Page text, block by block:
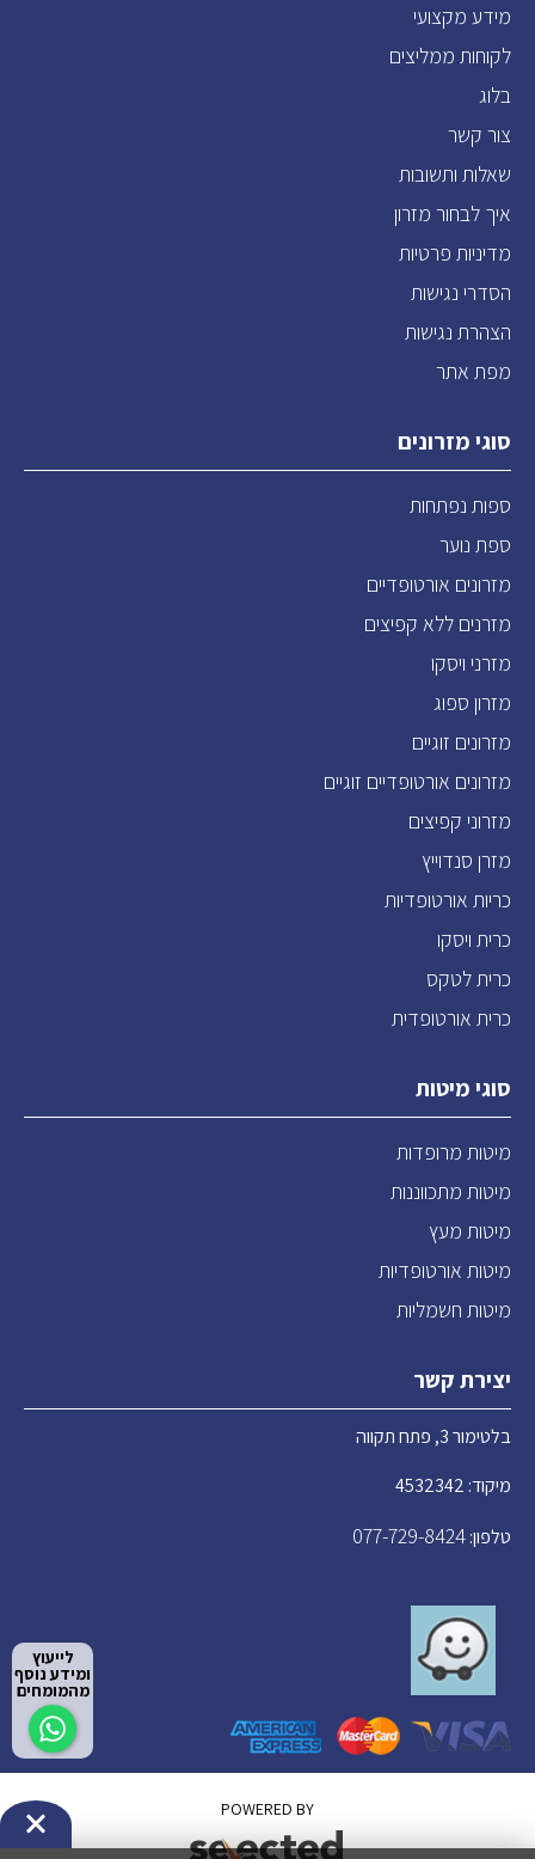
לייעוץ
ומידע נוסף
מהמומחים
מידע מקצועי
לקוחות ממליצים
בלוג
צור קשר
שאלות ותשובות
איך לבחור מזרון
מדיניות פרטיות
הסדרי נגישות
הצהרת נגישות
מפת אתר
סוגי מזרונים
ספות נפתחות
ספת נוער
מזרונים אורטופדיים
מזרנים ללא קפיצים
מזרני ויסקו
מזרון ספוג
מזרונים זוגיים
מזרונים אורטופדיים זוגיים
מזרוני קפיצים
מזרן סנדוייץ
כריות אורטופדיות
כרית ויסקו
כרית לטקס
כרית אורטופדית
סוגי מיטות
מיטות מרופדות
מיטות מתכווננות
מיטות מעץ
מיטות אורטופדיות
מיטות חשמליות
יצירת קשר
בלטימור 3, פתח תקווה
מיקוד: 4532342
טלפון:077-729-8424
POWERED BY